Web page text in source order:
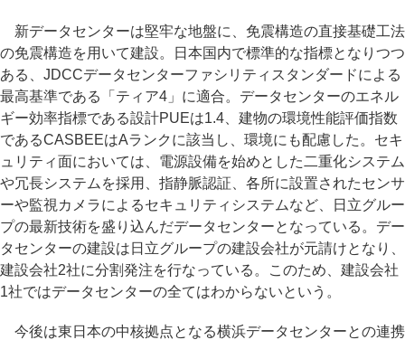
新データセンターは堅牢な地盤に、免震構造の直接基礎工法
の免震構造を用いて建設。日本国内で標準的な指標となりつつ
ある、JDCCデータセンターファシリティスタンダードによる
最高基準である「ティア4」に適合。データセンターのエネル
ギー効率指標である設計PUEは1.4、建物の環境性能評価指数
であるCASBEEはAランクに該当し、環境にも配慮した。セキ
ュリティ面においては、電源設備を始めとした二重化システム
や冗長システムを採用、指静脈認証、各所に設置されたセンサ
ーや監視カメラによるセキュリティシステムなど、日立グルー
プの最新技術を盛り込んだデータセンターとなっている。デー
タセンターの建設は日立グループの建設会社が元請けとなり、
建設会社2社に分割発注を行なっている。このため、建設会社
1社ではデータセンターの全てはわからないという。
今後は東日本の中核拠点となる横浜データセンターとの連携